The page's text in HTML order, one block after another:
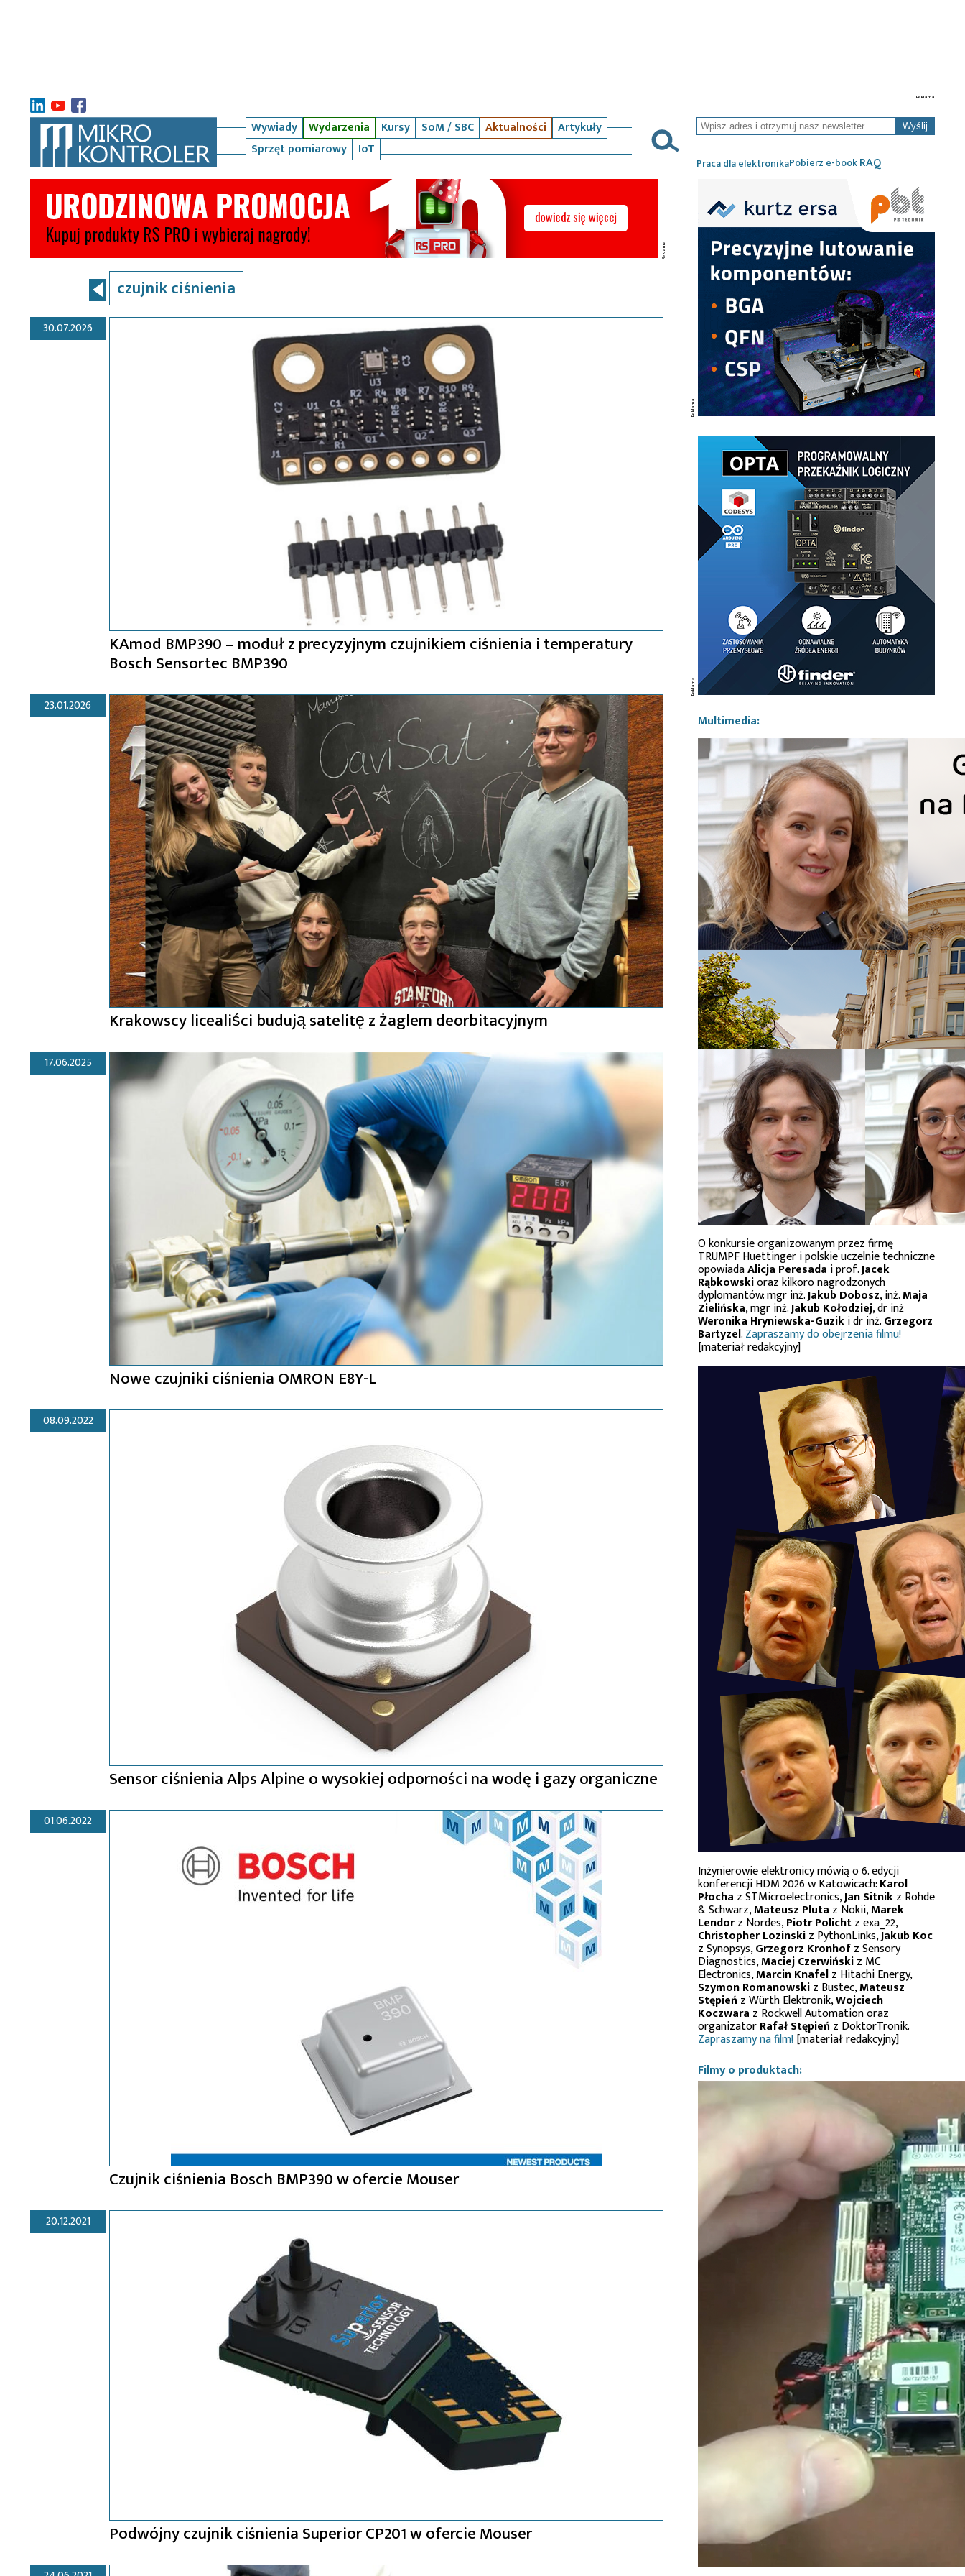
Wywiady Wydarzenia Kursy SoM / SBC Aktualności
Artykuły
Sprzęt pomiarowy
IoT
Wyślij
Praca dla elektronikaPobierz e-bookRAQ
czujnik ciśnienia
30.07.2026
KAmod BMP390 – moduł z precyzyjnym czujnikiem ciśnienia i temperatury
Bosch Sensortec BMP390
23.01.2026
Krakowscy licealiści budują satelitę z żaglem deorbitacyjnym
17.06.2025
Nowe czujniki ciśnienia OMRON E8Y-L
08.09.2022
Sensor ciśnienia Alps Alpine o wysokiej odporności na wodę i gazy organiczne
01.06.2022
Czujnik ciśnienia Bosch BMP390 w ofercie Mouser
20.12.2021
Podwójny czujnik ciśnienia Superior CP201 w ofercie Mouser
Multimedia:
O konkursie organizowanym przez firmę
TRUMPF Huettinger i polskie uczelnie techniczne
opowiadaAlicja Peresada i prof.Jacek
Rąbkowskioraz kilkoro nagrodzonych
dyplomantów: mgr inż.Jakub Dobosz, inż.Maja
Zielińska, mgr inż.Jakub Kołodziej, dr inż
Weronika Hryniewska-Guziki dr inż.Grzegorz
Bartyzel.Zapraszamy do obejrzenia filmu!
[materiał redakcyjny]
Inżynierowie elektronicy mówią o 6. edycji
konferencji HDM 2026 w Katowicach:Karol
Płocha z STMicroelectronics,Jan Sitnikz Rohde
& Schwarz,Mateusz Pluta z Nokii,Marek
Lendorz Nordes,Piotr Polichtz exa_22,
Christopher Lozinskiz PythonLinks,Jakub Koc
z Synopsys,Grzegorz Kronhofz Sensory
Diagnostics,Maciej Czerwińskiz MC
Electronics,Marcin Knafelz Hitachi Energy,
Szymon Romanowskiz Bustec,Mateusz
Stępień z Würth Elektronik,Wojciech
Koczwara z Rockwell Automation oraz
organizatorRafał Stępień z DoktorTronik.
Zapraszamy na film![materiał redakcyjny]
Filmy o produktach: